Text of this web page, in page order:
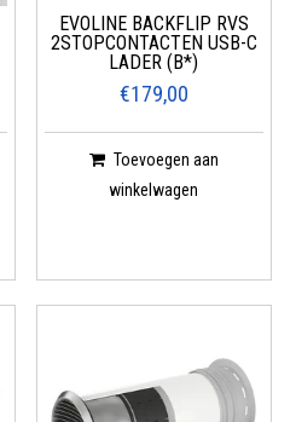
EVOLINE BACKFLIP RVS
2STOPCONTACTEN USB-C
LADER (B*)
€179,00
Toevoegen aan
winkelwagen